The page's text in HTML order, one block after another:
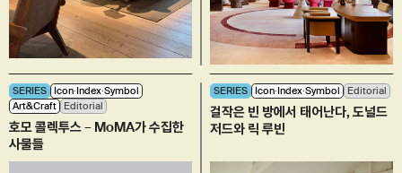
SERIES Icon∙Index∙Symbol
Art&Craft
Editorial
호모 콜렉투스 – MoMA가 수집한
사물들
SERIES Icon∙Index∙Symbol Editorial
걸작은 빈 방에서 태어난다, 도널드
저드와 릭 루빈